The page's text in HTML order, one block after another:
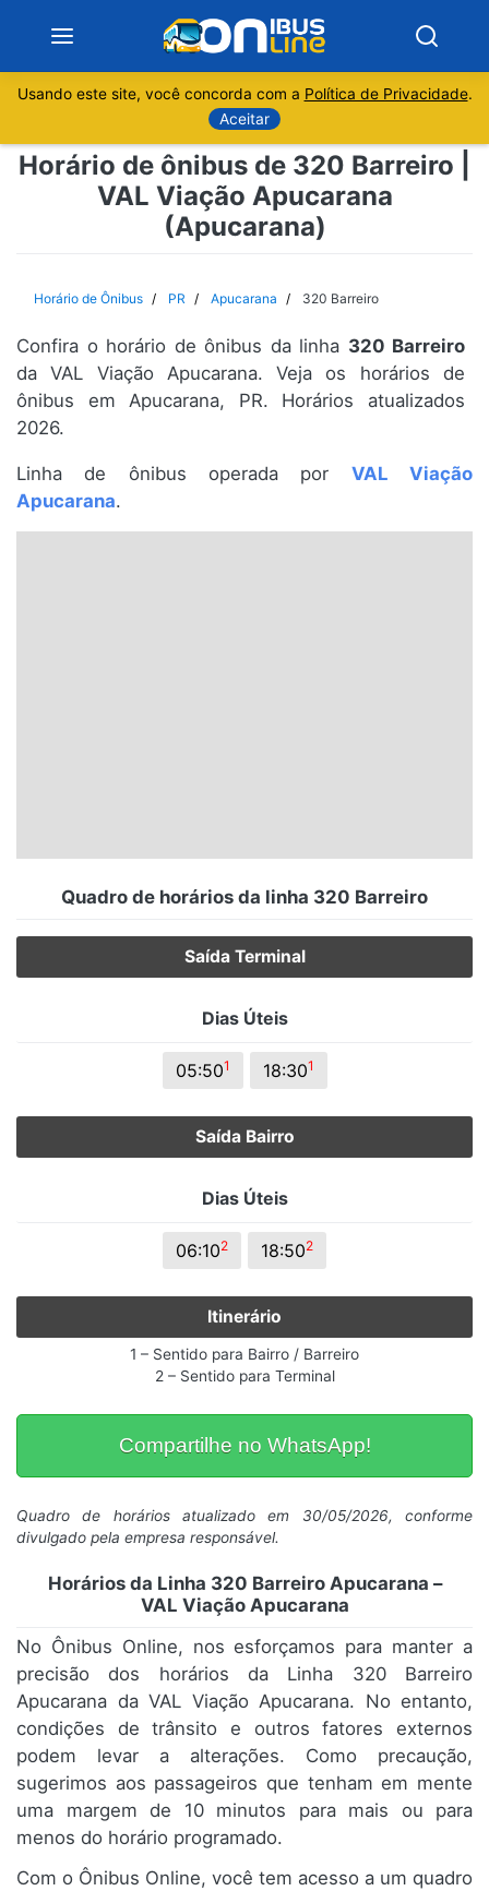
Sobre
Minas Gerais
Rio de Janeiro
Espírito Santo
Santa Catarina
Usando este site, você concorda com a Política de Privacidade.
Aceitar
Horário de ônibus de 320 Barreiro |
VAL Viação Apucarana
(Apucarana)
Horário de Ônibus PR Apucarana 320 Barreiro
Confira o horário de ônibus da linha 320 Barreiro
da VAL Viação Apucarana. Veja os horários de
ônibus em Apucarana, PR. Horários atualizados
2026.
Linha de ônibus operada por VAL Viação
Apucarana.
Quadro de horários da linha 320 Barreiro
Saída Terminal
Dias Úteis
05:501 18:301
Saída Bairro
Dias Úteis
06:102 18:502
Itinerário
1 – Sentido para Bairro / Barreiro
2 – Sentido para Terminal
Compartilhe no WhatsApp!
Quadro de horários atualizado em 30/05/2026, conforme
divulgado pela empresa responsável.
Horários da Linha 320 Barreiro Apucarana –
VAL Viação Apucarana
No Ônibus Online, nos esforçamos para manter a
precisão dos horários da Linha 320 Barreiro
Apucarana da VAL Viação Apucarana. No entanto,
condições de trânsito e outros fatores externos
podem levar a alterações. Como precaução,
sugerimos aos passageiros que tenham em mente
uma margem de 10 minutos para mais ou para
menos do horário programado.
Com o Ônibus Online, você tem acesso a um quadro